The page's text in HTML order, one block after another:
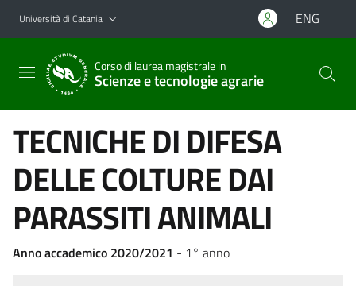
Vai al contenuto principale
Vai al menu di navigazione
Università di Catania ENG
Corso di laurea magistrale in
Scienze e tecnologie agrarie
TECNICHE DI DIFESA
DELLE COLTURE DAI
PARASSITI ANIMALI
Anno accademico 2020/2021 - 1° anno